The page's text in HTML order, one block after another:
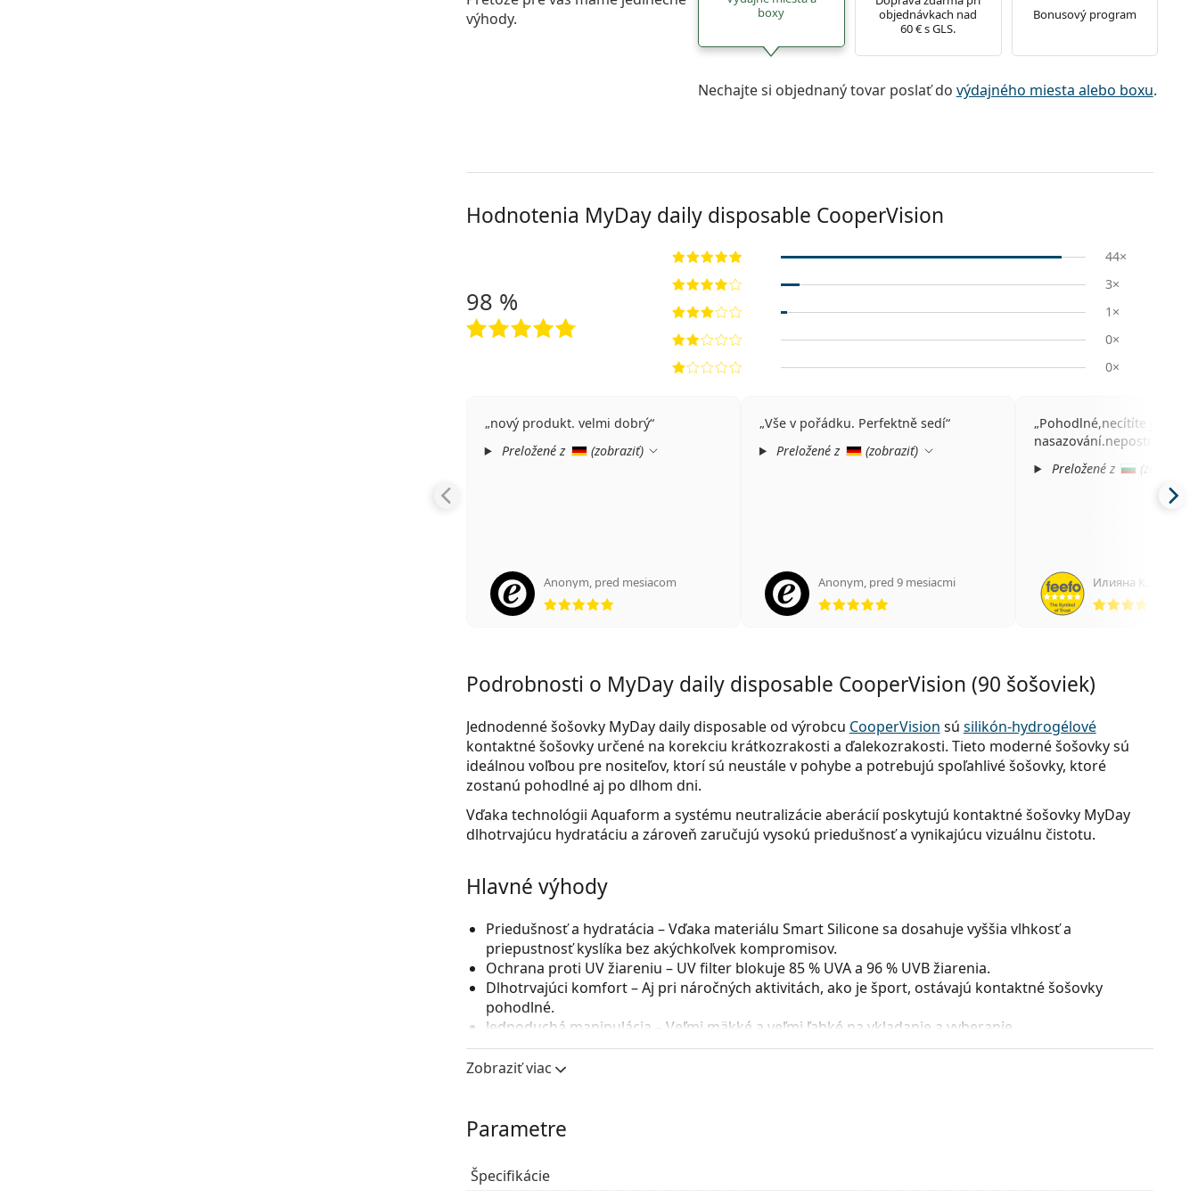
výhody.
boxy
objednávkach nad
60 € s GLS.
Bonusový program
Nechajte si objednaný tovar poslať do výdajného miesta alebo boxu.
Hodnotenia MyDay daily disposable CooperVision
98 %
44×
3×
1×
0×
0×
nový produkt. velmi dobrý
Preložené z
(zobraziť)
Anonym, pred mesiacom
Vše v pořádku. Perfektně sedí
Preložené z
(zobraziť)
Anonym, pred 9 mesiacmi
Pohodlné,necítíte je při
Preložené z
(zobraziť
Илияна К.
Podrobnosti o MyDay daily disposable CooperVision (90 šošoviek)
Jednodenné šošovky MyDay daily disposable od výrobcu CooperVision sú silikón-hydrogélové
kontaktné šošovky určené na korekciu krátkozrakosti a ďalekozrakosti. Tieto moderné šošovky sú
ideálnou voľbou pre nositeľov, ktorí sú neustále v pohybe a potrebujú spoľahlivé šošovky, ktoré
zostanú pohodlné aj po dlhom dni.
Vďaka technológii Aquaform a systému neutralizácie aberácií poskytujú kontaktné šošovky MyDay
dlhotrvajúcu hydratáciu a zároveň zaručujú vysokú priedušnosť a vynikajúcu vizuálnu čistotu.
Hlavné výhody
Priedušnosť a hydratácia – Vďaka materiálu Smart Silicone sa dosahuje vyššia vlhkosť a
priepustnosť kyslíka bez akýchkoľvek kompromisov.
Ochrana proti UV žiareniu – UV filter blokuje 85 % UVA a 96 % UVB žiarenia.
Dlhotrvajúci komfort– Aj pri náročných aktivitách, ako je šport, ostávajú kontaktné šošovky
pohodlné.
Jednoduchá manipulácia – Veľmi mäkké a veľmi ľahké na vkladanie a vyberanie.
Moderný dizajn– Hladký povrch a zaoblené hrany pre väčší komfort a minimálne trenie.
Tých, ktorí potrebujú vysoko výkonné šošovky.
ktoré sú zároveň hydratujúce a priedušné.
Zobraziť viac
Parametre
Špecifikácie